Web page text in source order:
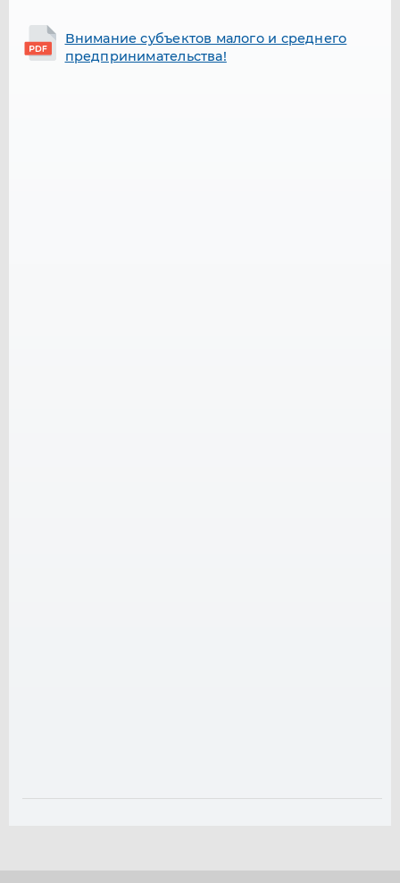
Внимание субъектов малого и среднего
предпринимательства!